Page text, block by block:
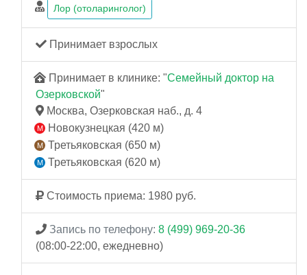
Лор (отоларинголог)
Принимает взрослых
Принимает в клинике: "Семейный доктор на
Озерковской"
Москва, Озерковская наб., д. 4
Новокузнецкая (420 м)
Третьяковская (650 м)
Третьяковская (620 м)
Стоимость приема: 1980 руб.
Запись по телефону: 8 (499) 969-20-36
(08:00-22:00, ежедневно)